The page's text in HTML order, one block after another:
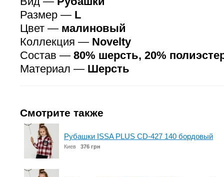
Размер — L
Цвет — малиновый
Коллекция — Novelty
Состав — 80% шерсть, 20%
Материал — Шерсть
Смотрите также
Рубашки ISSA PLUS CD-427 140 бордовый
Киев 376 грн